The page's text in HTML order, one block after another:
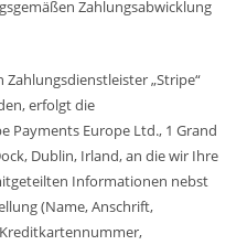
Zahlungsabwicklung
Zahlungsdienstleister „Stripe“
erfolgt die
Payments Europe Ltd., 1 Grand
Dublin, Irland, an die wir Ihre
Informationen nebst
(Name, Anschrift,